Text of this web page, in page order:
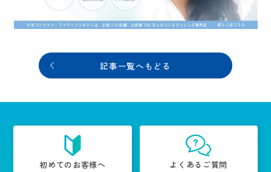
記事一覧へもどる
初めてのお客様へ よくあるご質問